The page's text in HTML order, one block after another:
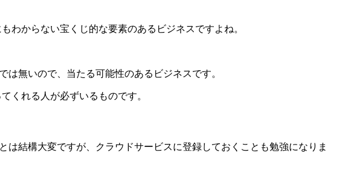
わからない宝くじ的な要素のあるビジネスですよね。
無いので、当たる可能性のあるビジネスです。
くれる人が必ずいるものです。
結構大変ですが、クラウドサービスに登録しておくことも勉強になりま